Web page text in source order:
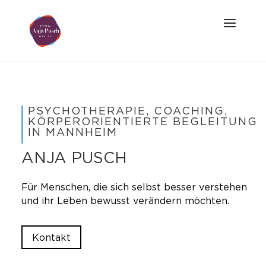
PSYCHOTHERAPIE, COACHING,
KÖRPERORIENTIERTE BEGLEITUNG
IN MANNHEIM
ANJA PUSCH
Für Menschen, die sich selbst besser verstehen
und ihr Leben bewusst verändern möchten.
Kontakt